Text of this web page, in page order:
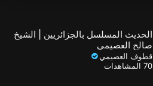
الحديث المسلسل بالجزائريين | الشيخ
صالح العصيمي
قطوف العصيمي
70 المشاهدات